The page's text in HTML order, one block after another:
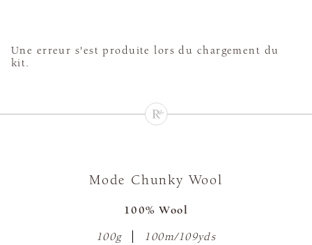
Une erreur s'est produite lors du chargement du
kit.
Mode Chunky Wool
100% Wool
100g 100m/109yds